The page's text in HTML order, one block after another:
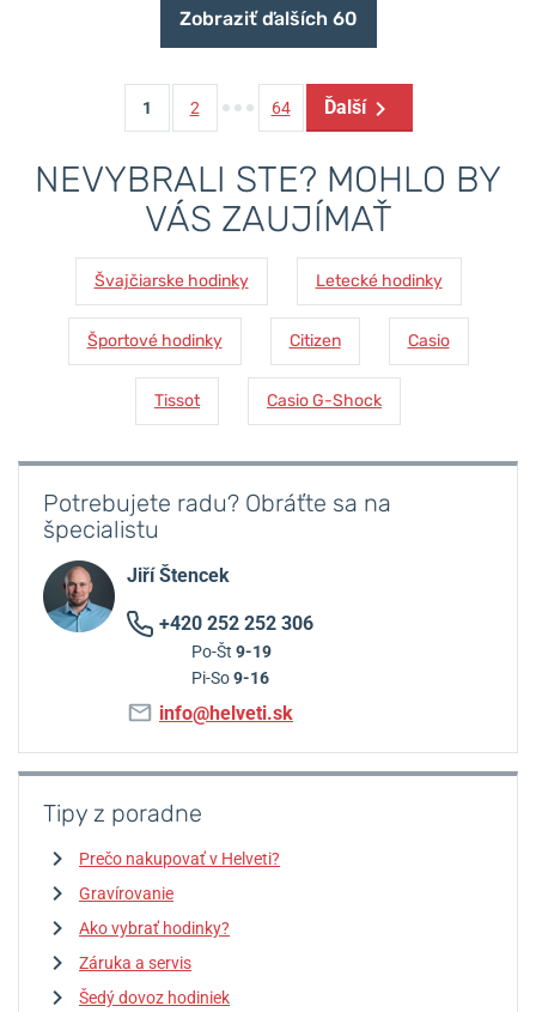
Zobraziť ďalších 60
1 2 64 Ďalší
NEVYBRALI STE? MOHLO BY
VÁS ZAUJÍMAŤ
Švajčiarske hodinky Letecké hodinky
Športové hodinky Citizen Casio
Tissot Casio G-Shock
Potrebujete radu? Obráťte sa na
špecialistu
Jiří Štencek
+420 252 252 306
Po-Št 9-19
Pi-So9-16
info@helveti.sk
Tipy z poradne
Prečo nakupovať v Helveti?
Gravírovanie
Ako vybrať hodinky?
Záruka a servis
Šedý dovoz hodiniek